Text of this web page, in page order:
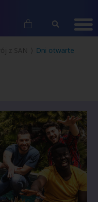
z SAN Dni otwarte